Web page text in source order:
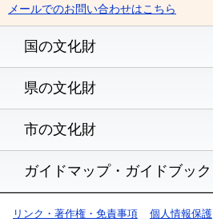
メールでのお問い合わせはこちら
国の文化財
県の文化財
市の文化財
ガイドマップ・ガイドブック
リンク・著作権・免責事項 個人情報保護